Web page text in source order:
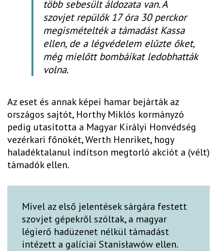
több sebesült áldozata van. A
szovjet repülők 17 óra 30 perckor
megismételték a támadást Kassa
ellen, de a légvédelem elűzte őket,
még mielőtt bombáikat ledobhatták
volna.
Az eset és annak képei hamar bejárták az
országos sajtót, Horthy Miklós kormányzó
pedig utasította a Magyar Királyi Honvédség
vezérkari főnökét, Werth Henriket, hogy
haladéktalanul indítson megtorló akciót a (vélt)
támadók ellen.
Mivel az első jelentések sárgára festett
szovjet gépekről szóltak, a magyar
légierő hadüzenet nélkül támadást
intézett a galíciai Stanisławów ellen.